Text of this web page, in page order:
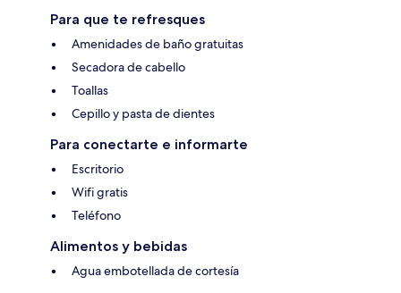
Para que te refresques
Amenidades de baño gratuitas
Secadora de cabello
Toallas
Cepillo y pasta de dientes
Para conectarte e informarte
Escritorio
Wifi gratis
Teléfono
Alimentos y bebidas
Agua embotellada de cortesía